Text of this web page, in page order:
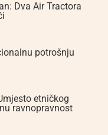
Dva Air Tractora
potrošnju
etničkog
ravnopravnost